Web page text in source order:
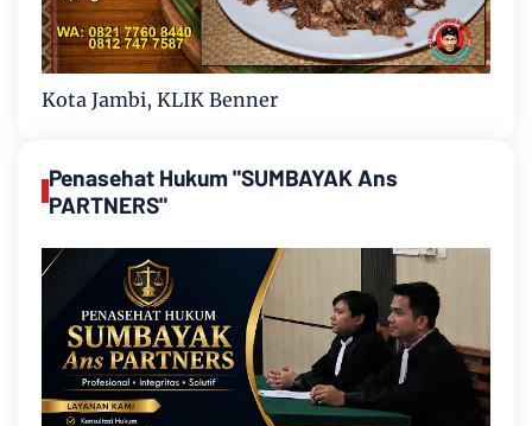
Kota Jambi, KLIK Benner
Penasehat Hukum "SUMBAYAK Ans
PARTNERS"